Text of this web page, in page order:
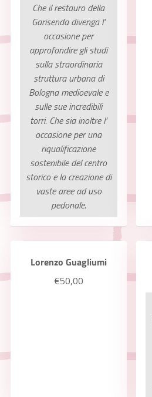
Che il restauro della
Garisenda divenga l‘
occasione per
approfondire gli studi
sulla straordinaria
struttura urbana di
Bologna medioevale e
sulle sue incredibili
torri. Che sia inoltre l‘
occasione per una
riqualificazione
sostenibile del centro
storico e la creazione di
vaste aree ad uso
pedonale.
Lorenzo Guagliumi
€50,00